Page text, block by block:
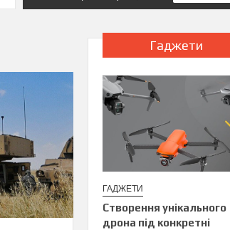
Гаджети
ГАДЖЕТИ
Створення унікального
дрона під конкретні